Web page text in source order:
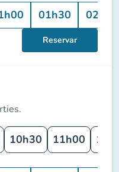
01h30 02h00
Reservar
10h30 11h00